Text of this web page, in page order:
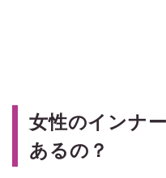
女性のインナ
あるの？